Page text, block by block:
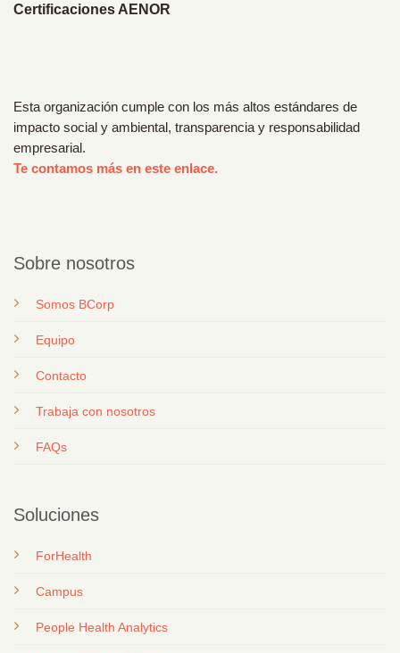
Certificaciones AENOR
Esta organización cumple con los más altos estándares de
impacto social y ambiental, transparencia y responsabilidad
empresarial.
Te contamos más en este enlace.
Sobre nosotros
Somos BCorp
Equipo
Contacto
Trabaja con nosotros
FAQs
Soluciones
ForHealth
Campus
People Health Analytics